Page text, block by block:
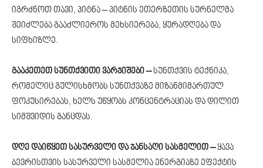
იგრძნოთ თავი, პიტნა – პიტნის ეთერზეთის სურნელმა
შეიძლება გააძლიეროს მეხსიერება, ყურადღება და
სიფხიზლე.
გააკეთეთ სუნთქვითი ვარჯიშები –სუნთქვის ტექნიკა,
რომელიც გულისხმობს სუნთქვაზე მიზანმიმართულ
ფოკუსირებას, ხელს უწყობს კონცენტრაციას და დილით
სიმშვიდის განცდას.
დღე დაიწყეთ სასურველი და ჯანსაღი სასმელით –ყავა
ბევრისთვის სასურველი სასმელია ენერგიაზე ეფექტის